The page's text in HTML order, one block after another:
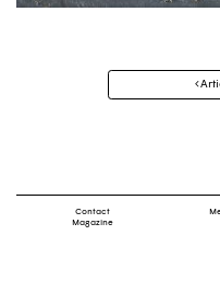
Navigation
Contact
Magazine